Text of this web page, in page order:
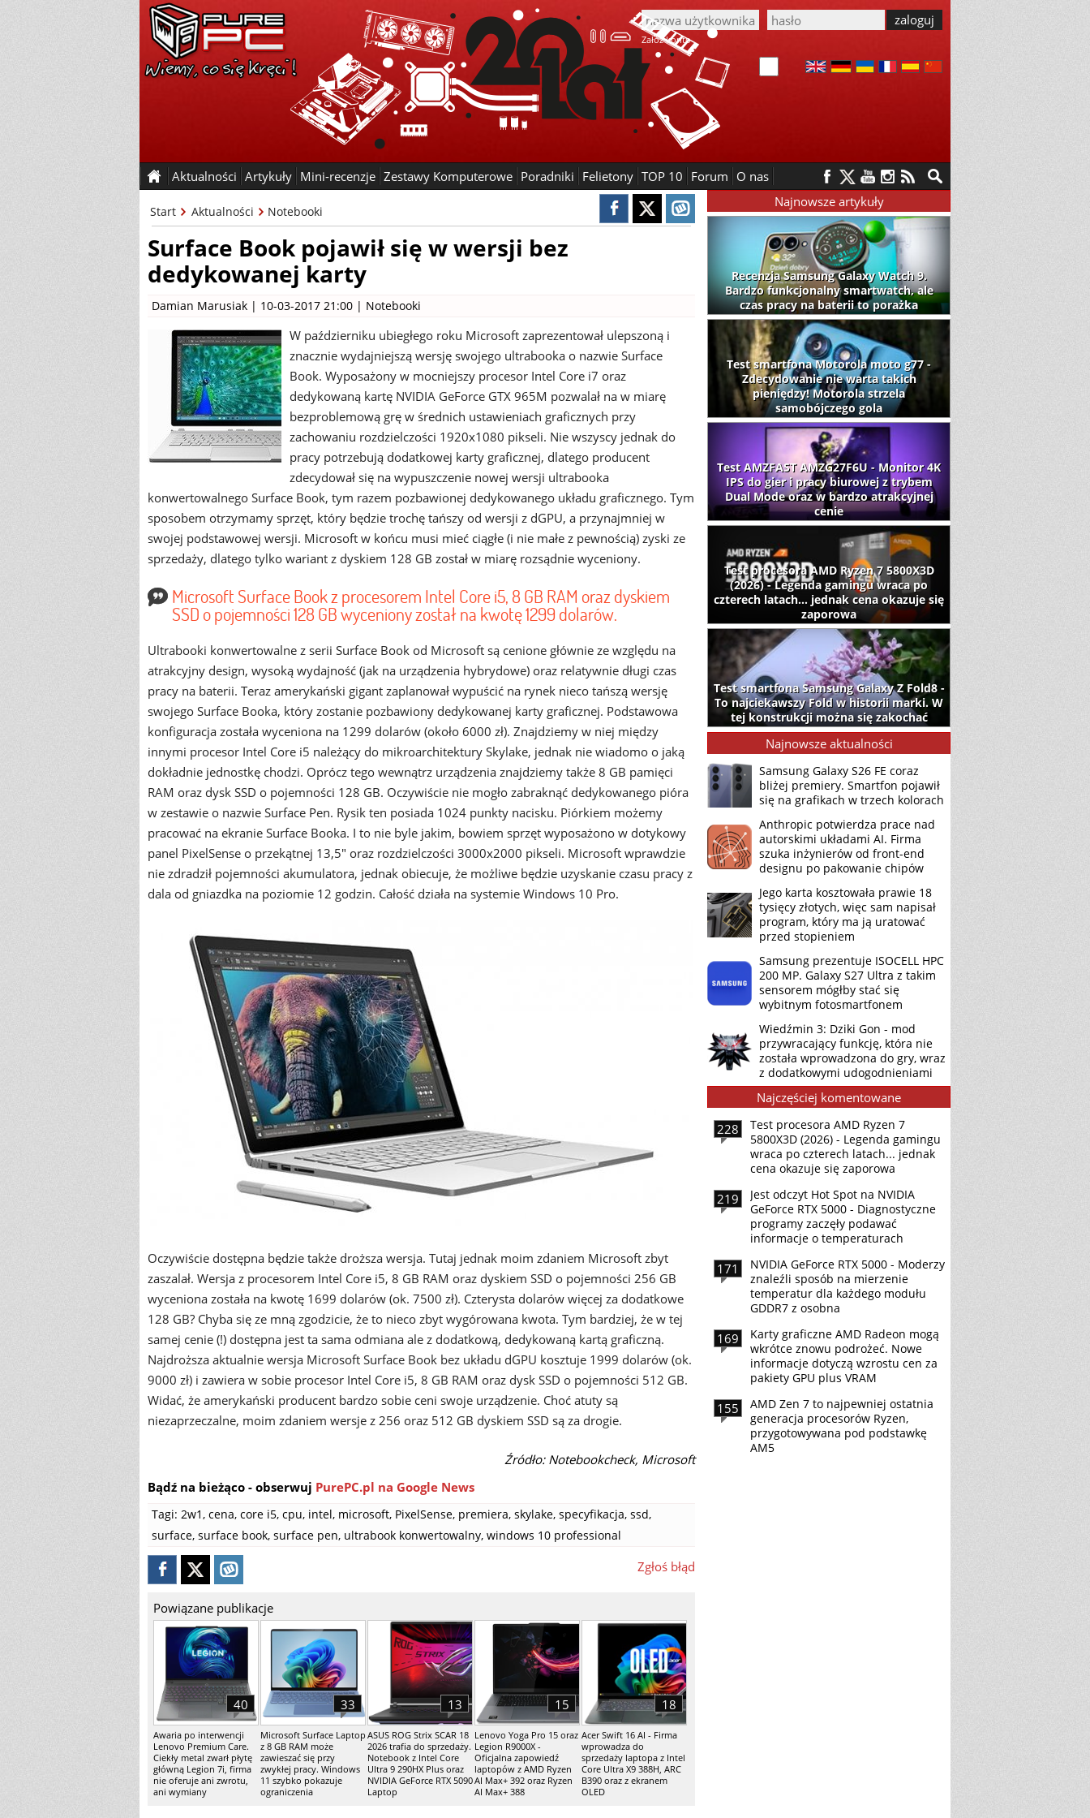
Załóż konto
Aktualności Artykuły Mini-recenzje Zestawy Komputerowe Poradniki Felietony TOP 10 Forum O nas
Start Aktualności Notebooki
Surface Book pojawił się w wersji bez
dedykowanej karty
Damian Marusiak | 10-03-2017 21:00 | Notebooki
W październiku ubiegłego roku Microsoft zaprezentował ulepszoną i
znacznie wydajniejszą wersję swojego ultrabooka o nazwie Surface
Book. Wyposażony w mocniejszy procesor Intel Core i7 oraz
dedykowaną kartę NVIDIA GeForce GTX 965M pozwalał na w miarę
bezproblemową grę w średnich ustawieniach graficznych przy
zachowaniu rozdzielczości 1920x1080 pikseli. Nie wszyscy jednak do
pracy potrzebują dodatkowej karty graficznej, dlatego producent
zdecydował się na wypuszczenie nowej wersji ultrabooka
konwertowalnego Surface Book, tym razem pozbawionej dedykowanego układu graficznego. Tym
sposobem otrzymamy sprzęt, który będzie trochę tańszy od wersji z dGPU, a przynajmniej w
swojej podstawowej wersji. Microsoft w końcu musi mieć ciągłe (i nie małe z pewnością) zyski ze
sprzedaży, dlatego tylko wariant z dyskiem 128 GB został w miarę rozsądnie wyceniony.
Microsoft Surface Book z procesorem Intel Core i5, 8 GB RAM oraz dyskiem
SSD o pojemności 128 GB wyceniony został na kwotę 1299 dolarów.
Ultrabooki konwertowalne z serii Surface Book od Microsoft są cenione głównie ze względu na
atrakcyjny design, wysoką wydajność (jak na urządzenia hybrydowe) oraz relatywnie długi czas
pracy na baterii. Teraz amerykański gigant zaplanował wypuścić na rynek nieco tańszą wersję
swojego Surface Booka, który zostanie pozbawiony dedykowanej karty graficznej. Podstawowa
konfiguracja została wyceniona na 1299 dolarów (około 6000 zł). Znajdziemy w niej między
innymi procesor Intel Core i5 należący do mikroarchitektury Skylake, jednak nie wiadomo o jaką
dokładnie jednostkę chodzi. Oprócz tego wewnątrz urządzenia znajdziemy także 8 GB pamięci
RAM oraz dysk SSD o pojemności 128 GB. Oczywiście nie mogło zabraknąć dedykowanego pióra
w zestawie o nazwie Surface Pen. Rysik ten posiada 1024 punkty nacisku. Piórkiem możemy
pracować na ekranie Surface Booka. I to nie byle jakim, bowiem sprzęt wyposażono w dotykowy
panel PixelSense o przekątnej 13,5" oraz rozdzielczości 3000x2000 pikseli. Microsoft wprawdzie
nie zdradził pojemności akumulatora, jednak obiecuje, że możliwe będzie uzyskanie czasu pracy z
dala od gniazdka na poziomie 12 godzin. Całość działa na systemie Windows 10 Pro.
Oczywiście dostępna będzie także droższa wersja. Tutaj jednak moim zdaniem Microsoft zbyt
zaszalał. Wersja z procesorem Intel Core i5, 8 GB RAM oraz dyskiem SSD o pojemności 256 GB
wyceniona została na kwotę 1699 dolarów (ok. 7500 zł). Czterysta dolarów więcej za dodatkowe
128 GB? Chyba się ze mną zgodzicie, że to nieco zbyt wygórowana kwota. Tym bardziej, że w tej
samej cenie (!) dostępna jest ta sama odmiana ale z dodatkową, dedykowaną kartą graficzną.
Najdroższa aktualnie wersja Microsoft Surface Book bez układu dGPU kosztuje 1999 dolarów (ok.
9000 zł) i zawiera w sobie procesor Intel Core i5, 8 GB RAM oraz dysk SSD o pojemności 512 GB.
Widać, że amerykański producent bardzo sobie ceni swoje urządzenie. Choć atuty są
niezaprzeczalne, moim zdaniem wersje z 256 oraz 512 GB dyskiem SSD są za drogie.
Źródło: Notebookcheck, Microsoft
Bądź na bieżąco - obserwuj PurePC.pl na Google News
Tagi: 2w1, cena, core i5, cpu, intel, microsoft, PixelSense, premiera, skylake, specyfikacja, ssd,
surface, surface book, surface pen, ultrabook konwertowalny, windows 10 professional
Zgłoś błąd
Powiązane publikacje
Awaria po interwencji
Lenovo Premium Care.
Ciekły metal zwarł płytę
główną Legion 7i, firma
nie oferuje ani zwrotu,
ani wymiany
40
Microsoft Surface Laptop
z 8 GB RAM może
zawieszać się przy
zwykłej pracy. Windows
11 szybko pokazuje
ograniczenia
33
ASUS ROG Strix SCAR 18
2026 trafia do sprzedaży.
Notebook z Intel Core
Ultra 9 290HX Plus oraz
NVIDIA GeForce RTX 5090
Laptop
13
Lenovo Yoga Pro 15 oraz
Legion R9000X -
Oficjalna zapowiedź
laptopów z AMD Ryzen
AI Max+ 392 oraz Ryzen
AI Max+ 388
15
Acer Swift 16 AI - Firma
wprowadza do
sprzedaży laptopa z Intel
Core Ultra X9 388H, ARC
B390 oraz z ekranem
OLED
18
Najnowsze artykuły
Recenzja Samsung Galaxy Watch 9.
Bardzo funkcjonalny smartwatch, ale
czas pracy na baterii to porażka
Test smartfona Motorola moto g77 -
Zdecydowanie nie warta takich
pieniędzy! Motorola strzela
samobójczego gola
Test AMZFAST AMZG27F6U - Monitor 4K
IPS do gier i pracy biurowej z trybem
Dual Mode oraz w bardzo atrakcyjnej
cenie
Test procesora AMD Ryzen 7 5800X3D
(2026) - Legenda gamingu wraca po
czterech latach... jednak cena okazuje się
zaporowa
Test smartfona Samsung Galaxy Z Fold8 -
To najciekawszy Fold w historii marki. W
tej konstrukcji można się zakochać
Najnowsze aktualności
Samsung Galaxy S26 FE coraz
bliżej premiery. Smartfon pojawił
się na grafikach w trzech kolorach
Anthropic potwierdza prace nad
autorskimi układami AI. Firma
szuka inżynierów od front-end
designu po pakowanie chipów
Jego karta kosztowała prawie 18
tysięcy złotych, więc sam napisał
program, który ma ją uratować
przed stopieniem
Samsung prezentuje ISOCELL HPC
200 MP. Galaxy S27 Ultra z takim
sensorem mógłby stać się
wybitnym fotosmartfonem
Wiedźmin 3: Dziki Gon - mod
przywracający funkcję, która nie
została wprowadzona do gry, wraz
z dodatkowymi udogodnieniami
Najczęściej komentowane
228
Test procesora AMD Ryzen 7
5800X3D (2026) - Legenda gamingu
wraca po czterech latach... jednak
cena okazuje się zaporowa
219
Jest odczyt Hot Spot na NVIDIA
GeForce RTX 5000 - Diagnostyczne
programy zaczęły podawać
informacje o temperaturach
171
NVIDIA GeForce RTX 5000 - Moderzy
znaleźli sposób na mierzenie
temperatur dla każdego modułu
GDDR7 z osobna
169
Karty graficzne AMD Radeon mogą
wkrótce znowu podrożeć. Nowe
informacje dotyczą wzrostu cen za
pakiety GPU plus VRAM
155
AMD Zen 7 to najpewniej ostatnia
generacja procesorów Ryzen,
przygotowywana pod podstawkę
AM5